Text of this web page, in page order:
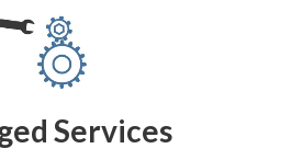
Services